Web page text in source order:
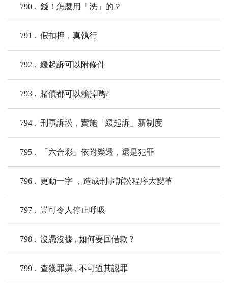
790 錢！怎麼用「洗」的？
791 假扣押，真執行
792 緩起訴可以附條件
793 賭債都可以賴掉嗎?
794 刑事訴訟，實施「緩起訴」新制度
795 「六合彩」依附樂透，還是犯罪
796 更動一字 ，造成刑事訴訟程序大變革
797 豈可令人停止呼吸
798 沒憑沒據 , 如何要回借款 ?
799 查獲罪嫌 , 不可迫其認罪